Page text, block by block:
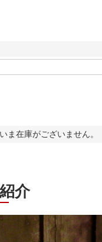
ま在庫がございません。
介